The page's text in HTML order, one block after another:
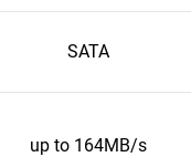
SATA
up to 164MB/s